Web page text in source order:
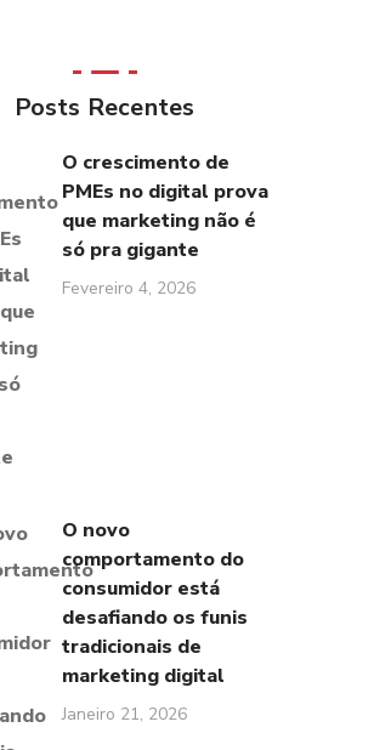
Posts Recentes
O crescimento de
PMEs no digital prova
que marketing não é
só pra gigante
Fevereiro 4, 2026
O novo
comportamento do
consumidor está
desafiando os funis
tradicionais de
marketing digital
Janeiro 21, 2026